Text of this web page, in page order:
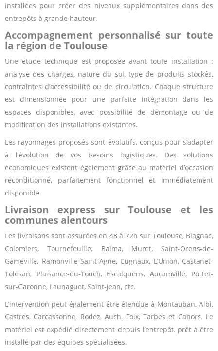
installées pour créer des niveaux supplémentaires dans des
entrepôts à grande hauteur.
Accompagnement personnalisé sur toute
la région de Toulouse
Une étude technique est proposée avant toute installation :
analyse des charges, nature du sol, type de produits stockés,
contraintes d’accessibilité ou de circulation. Chaque structure
est dimensionnée pour une parfaite intégration dans les
espaces disponibles, avec possibilité de démontage ou de
modification des installations existantes.
Les rayonnages proposés sont évolutifs, conçus pour s’adapter
à l’évolution de vos besoins logistiques. Des solutions
économiques existent également grâce au matériel d’occasion
reconditionné, parfaitement fonctionnel et immédiatement
disponible.
Livraison express sur Toulouse et les
communes alentours
Les livraisons sont assurées en 48 à 72h sur Toulouse, Blagnac,
Colomiers, Tournefeuille, Balma, Muret, Saint-Orens-de-
Gameville, Ramonville-Saint-Agne, Cugnaux, L’Union, Castanet-
Tolosan, Plaisance-du-Touch, Escalquens, Aucamville, Portet-
sur-Garonne, Launaguet, Saint-Jean, etc.
L’intervention peut également être étendue à Montauban, Albi,
Castres, Carcassonne, Rodez, Auch, Foix, Tarbes et Cahors. Le
matériel est expédié directement depuis l’entrepôt, prêt à être
installé par des équipes spécialisées.